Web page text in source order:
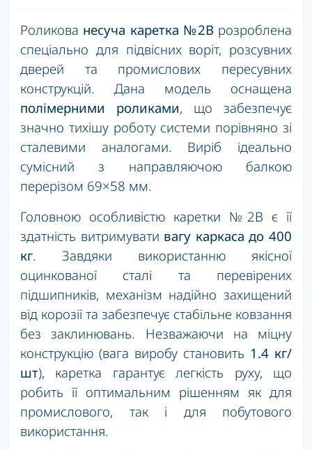
Роликова несуча каретка №2В розроблена
спеціально для підвісних воріт, розсувних
дверей та промислових пересувних
конструкцій. Дана модель оснащена
полімерними роликами, що забезпечує
значно тихішу роботу системи порівняно зі
сталевими аналогами. Виріб ідеально
сумісний з направляючою балкою
перерізом 69×58 мм.
Головною особливістю каретки №2В є її
здатність витримувати вагу каркаса до 400
кг. Завдяки використанню якісної
оцинкованої сталі та перевірених
підшипників, механізм надійно захищений
від корозії та забезпечує стабільне ковзання
без заклинювань. Незважаючи на міцну
конструкцію (вага виробу становить 1.4 кг/
шт), каретка гарантує легкість руху, що
робить її оптимальним рішенням як для
промислового, так і для побутового
використання.